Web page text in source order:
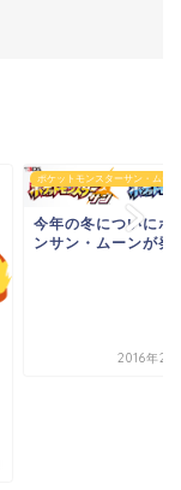
ポケットモンスターサン・ムーン
今年の冬についにポ
ンサン・ムーンが発
2016年2